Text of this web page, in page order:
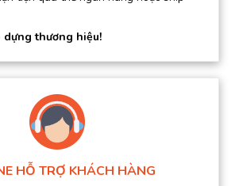
thương hiệu!
HỖ TRỢ KHÁCH HÀNG